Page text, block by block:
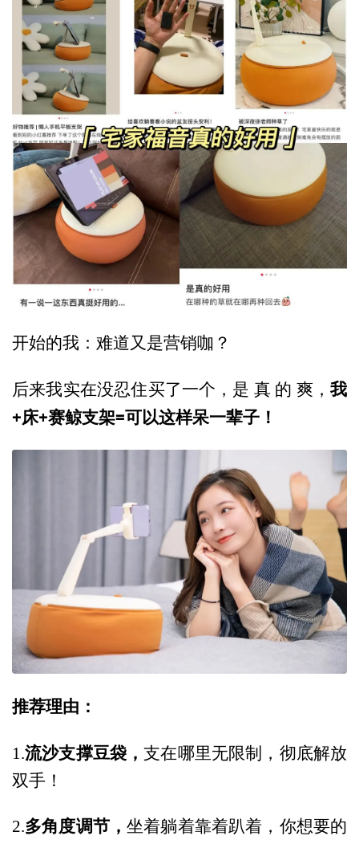
开始的我：难道又是营销咖？
后来我实在没忍住买了一个，是 真 的 爽， 我
+床+赛鲸支架=可以这样呆一辈子！
推荐理由：
1.流沙支撑豆袋，支在哪里无限制，彻底解放
双手！
2.多角度调节，坐着躺着靠着趴着，你想要的